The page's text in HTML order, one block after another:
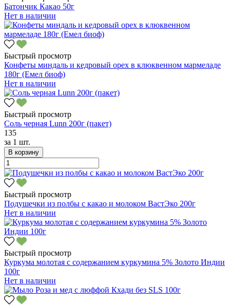
Батончик Какао 50г
Нет в наличии
Быстрый просмотр
Конфеты миндаль и кедровый орех в клюквенном мармеладе
180г (Емел биоф)
Нет в наличии
Быстрый просмотр
Соль черная Lunn 200г (пакет)
135
за 1 шт.
В корзину
Быстрый просмотр
Подушечки из полбы с какао и молоком ВастЭко 200г
Нет в наличии
Быстрый просмотр
Куркума молотая с содержанием куркумина 5% Золото Индии
100г
Нет в наличии